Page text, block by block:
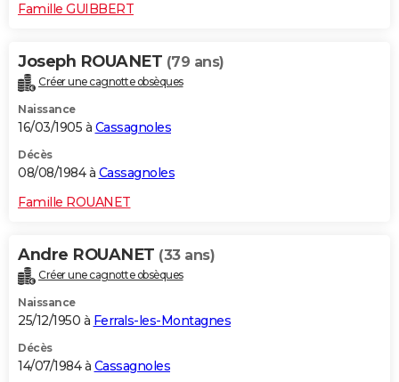
Famille GUIBBERT
Joseph ROUANET (79 ans)
Créer une cagnotte obsèques
Naissance
16/03/1905 à Cassagnoles
Décès
08/08/1984 à Cassagnoles
Famille ROUANET
Andre ROUANET (33 ans)
Créer une cagnotte obsèques
Naissance
25/12/1950 à Ferrals-les-Montagnes
Décès
14/07/1984 à Cassagnoles